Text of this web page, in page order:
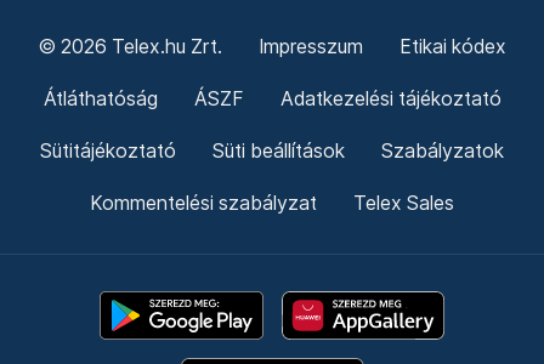
© 2026 Telex.hu Zrt. Impresszum Etikai kódex
Átláthatóság ÁSZF Adatkezelési tájékoztató
Sütitájékoztató Süti beállítások Szabályzatok
Kommentelési szabályzat Telex Sales